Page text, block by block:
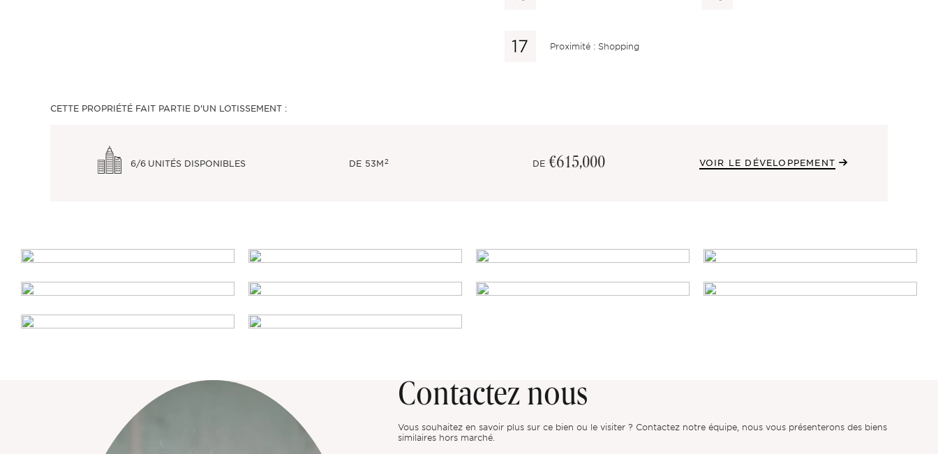
Proximité : Shopping
CETTE PROPRIÉTÉ FAIT PARTIE D'UN LOTISSEMENT :
6/6 UNITÉS DISPONIBLES DE 53M2 DE €615,000 VOIR LE DÉVELOPPEMENT
Contactez nous
Vous souhaitez en savoir plus sur ce bien ou le visiter ? Contactez notre équipe, nous vous présenterons des biens
similaires hors marché.